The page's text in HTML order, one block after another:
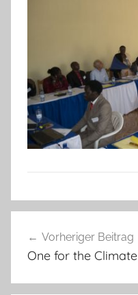
Vorheriger Beitrag
One for the Climate